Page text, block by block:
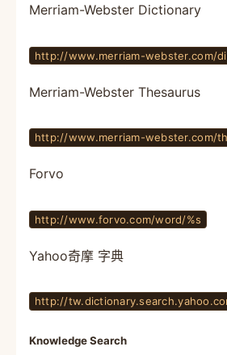
Merriam-Webster Dictionary
http://www.merriam-webster.com/
Merriam-Webster Thesaurus
http://www.merriam-webster.com/
Forvo
http://www.forvo.com/word/%s
Yahoo奇摩 字典
http://
Knowledge Search